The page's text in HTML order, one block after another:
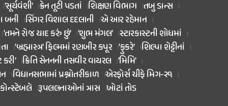
'સૂર્યવંશી' ક્રેન તૂટી પડતાં શિક્ષણ વિભાગ તબુ ડાન્સ
બની સિંગર વિશાલ દદલાની એ આર રહેમાન
'તમને રોજ યાદ કરું છું' 'શુભ મંગલ' સ્ટારકાસ્ટની શોધમાં
'બ્રહ્માસ્ત્ર' ફિલ્મમાં રણબીર કપૂર 'ફુકરે' શિલ્પા શેટ્ટીનાં
ક્રિતિ સેનનની તસવીર વાયરલ 'મિમિ'
વિધાનસભામાં પ્રશ્નોતરીકાળ એરફોર્સ ચીફે મિગ-૨૧
કોન્સ્ટેબલે રૂપલલનાઓનાં ત્રાસ ખોટાં તોડ